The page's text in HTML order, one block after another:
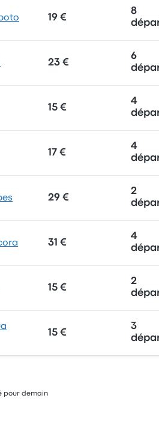
19 €
8
23 €
6
15 €
4
17 €
4
29 €
2
31 €
4
15 €
2
15 €
3
pour demain